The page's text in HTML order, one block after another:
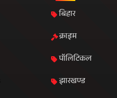
बिहार
क्राइम
पॉलिटिकल
झारखण्ड